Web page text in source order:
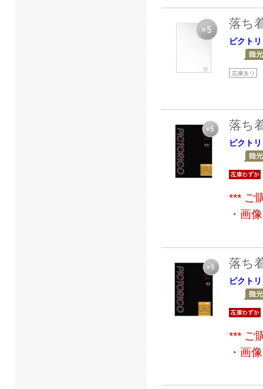
落ち
ピクト
落ち
ピクト
*** ご
・画
落ち
ピクト
*** ご
・画